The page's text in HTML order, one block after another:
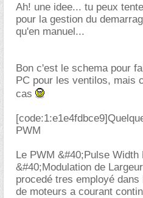
Ah! une idee... tu peux
pour la gestion du
qu'en manuel...
Bon c'est le schema pour
PC pour les ventilos, mais
cas
PWM
Le PWM &#40;Pulse
&#40;Modulation de
procedé tres employé
de moteurs a courant